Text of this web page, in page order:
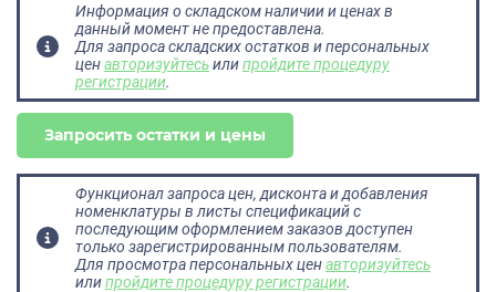
Информация о складском наличии и ценах в
данный момент не предоставлена.
Для запроса складских остатков и персональных
ценавторизуйтесьилипройдите процедуру
регистрации.
Запросить остатки и цены
Функционал запроса цен, дисконта и добавления
номенклатуры в листы спецификаций с
последующим оформлением заказов доступен
только зарегистрированным пользователям.
Для просмотра персональных ценавторизуйтесь
илипройдите процедуру регистрации.